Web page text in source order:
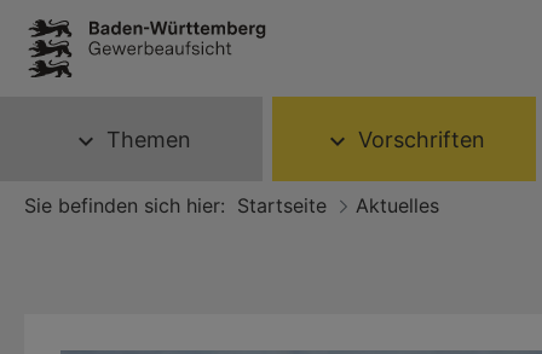
expand_more Themen expand_more Vorschriften
Sie befinden sich hier: Startseite Aktuelles